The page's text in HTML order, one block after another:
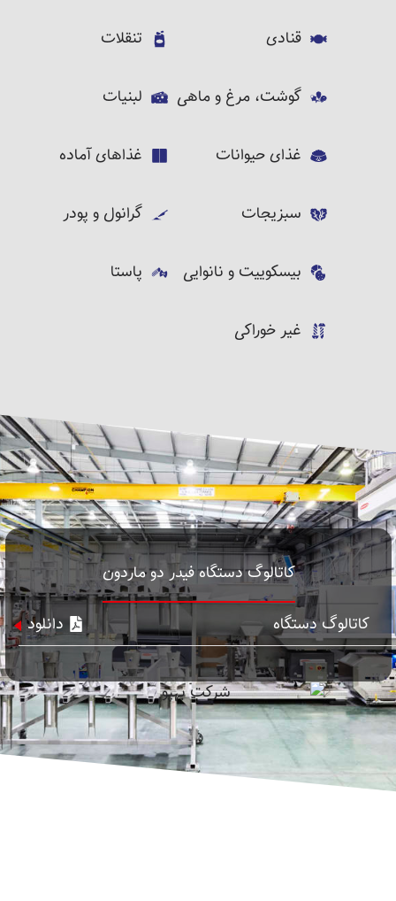
قنادی تنقلات
گوشت، مرغ و ماهی لبنیات
غذای حیوانات غذاهای آماده
سبزیجات گرانول و پودر
بیسکوییت و نانوایی پاستا
غیر خوراکی
کاتالوگ دستگاه فیدر دو ماردون
کاتالوگ دستگاه دانلود